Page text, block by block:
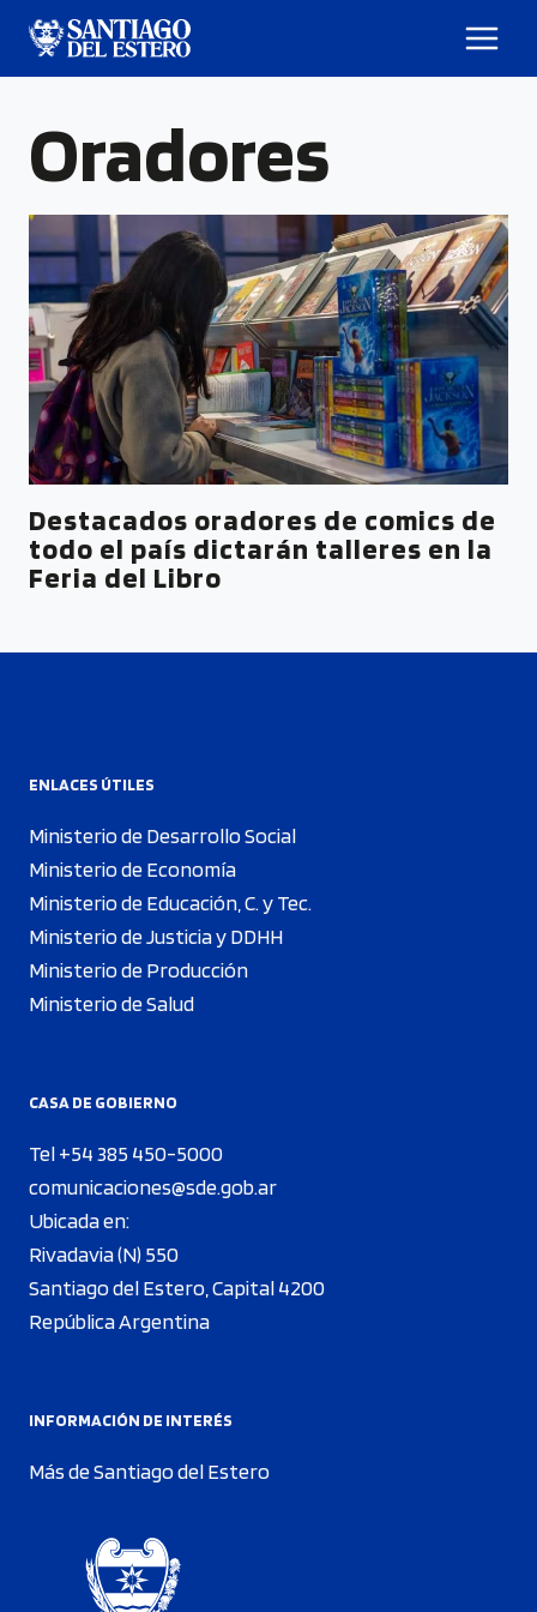
Oradores
Destacados oradores de comics de
todo el país dictarán talleres en la
Feria del Libro
ENLACES ÚTILES
Ministerio de Desarrollo Social
Ministerio de Economía
Ministerio de Educación, C. y Tec.
Ministerio de Justicia y DDHH
Ministerio de Producción
Ministerio de Salud
CASA DE GOBIERNO
Tel +54 385 450-5000
comunicaciones@sde.gob.ar
Ubicada en:
Rivadavia (N) 550
Santiago del Estero, Capital 4200
República Argentina
INFORMACIÓN DE INTERÉS
Más de Santiago del Estero